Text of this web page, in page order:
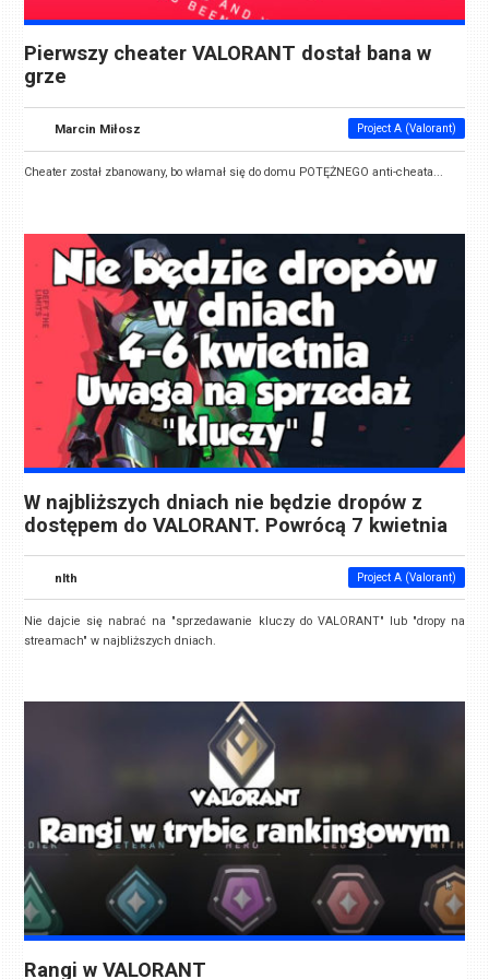
Pierwszy cheater VALORANT dostał bana w
grze
Marcin Miłosz Project A (Valorant)
Cheater został zbanowany, bo włamał się do domu POTĘŻNEGO anti-cheata...
W najbliższych dniach nie będzie dropów z
dostępem do VALORANT. Powrócą 7 kwietnia
nlth Project A (Valorant)
Nie dajcie się nabrać na "sprzedawanie kluczy do VALORANT" lub "dropy na
streamach" w najbliższych dniach.
Rangi w VALORANT